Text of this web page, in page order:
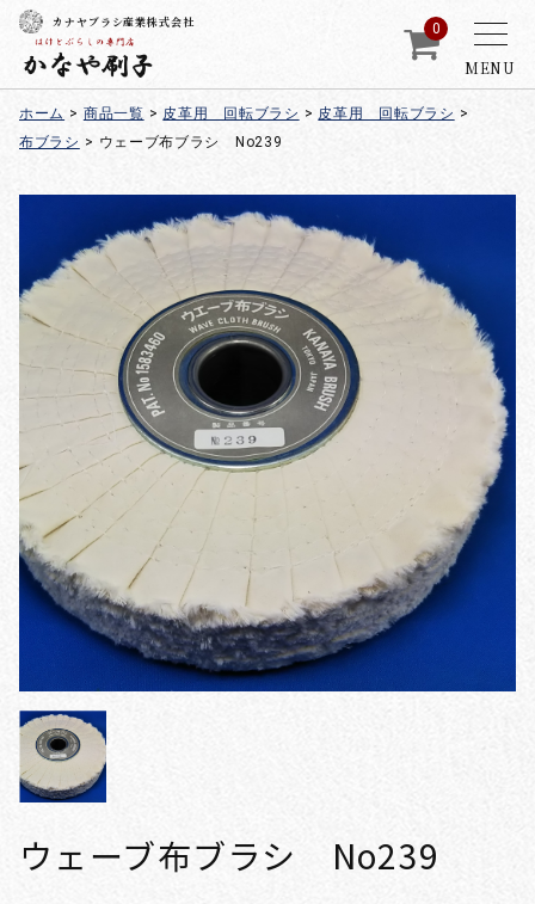
MENU
カナヤブラシ産業株式会社 0
ホーム > 商品一覧 > 皮革用 回転ブラシ > 皮革用 回転ブラシ >
布ブラシ > ウェーブ布ブラシ No239
ウェーブ布ブラシ No239